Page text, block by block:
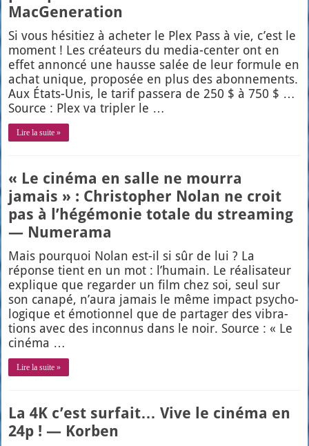
MacGeneration
Si vous hési­tiez à ache­ter le Plex Pass à vie, c’est le
moment ! Les créa­teurs du media-cen­ter ont en
effet annon­cé une hausse salée de leur for­mule en
achat unique, pro­po­sée en plus des abon­ne­ments.
Aux États-Unis, le tarif pas­se­ra de 250 $ à 750 $ …
Source : Plex va tri­pler le …
Lire la suite »
« Le cinéma en salle ne mourra
jamais » : Christopher Nolan ne croit
pas à l’hégémonie totale du streaming
— Numerama
Mais pour­quoi Nolan est-il si sûr de lui ? La
réponse tient en un mot : l’humain. Le réa­li­sa­teur
explique que regar­der un film chez soi, seul sur
son cana­pé, n’aura jamais le même impact psy­cho­
lo­gique et émo­tion­nel que de par­ta­ger des vibra­
tions avec des incon­nus dans le noir. Source : « Le
ciné­ma …
Lire la suite »
La 4K c’est surfait… Vive le cinéma en
24p ! — Korben